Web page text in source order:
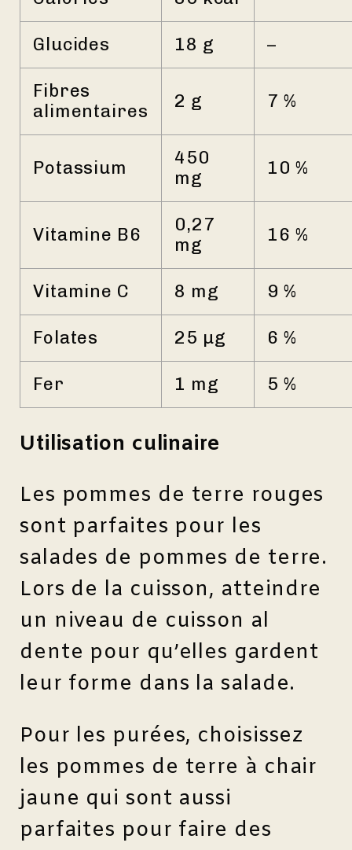
Glucides 18 g –
Fibres
alimentaires
2 g 7 %
Potassium
450
mg
10 %
Vitamine B6
0,27
mg
16 %
Vitamine C 8 mg 9 %
Folates 25 µg 6 %
Fer 1 mg 5 %
Utilisation culinaire
Les pommes de terre rouges
sont parfaites pour les
salades de pommes de terre.
Lors de la cuisson, atteindre
un niveau de cuisson al
dente pour qu’elles gardent
leur forme dans la salade.
Pour les purées, choisissez
les pommes de terre à chair
jaune qui sont aussi
parfaites pour faire des